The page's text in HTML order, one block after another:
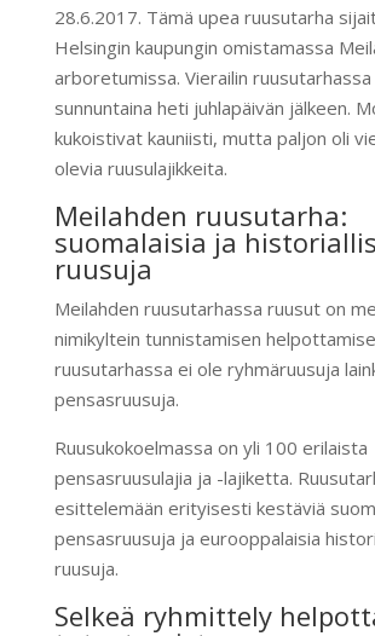
28.6.2017. Tämä upea ruusutarha
Helsingin kaupungin omistamassa
arboretumissa. Vierailin ruusutarhassa
sunnuntaina heti juhlapäivän jälkeen.
kukoistivat kauniisti, mutta paljon oli
olevia ruusulajikkeita.
Meilahden ruusutarha:
suomalaisia ja
ruusuja
Meilahden ruusutarhassa ruusut on
nimikyltein tunnistamisen
ruusutarhassa ei ole ryhmäruusuja
pensasruusuja.
Ruusukokoelmassa on yli 100 erilaista
pensasruusulajia ja -lajiketta.
esittelemään erityisesti kestäviä
pensasruusuja ja eurooppalaisia
ruusuja.
Selkeä ryhmittely